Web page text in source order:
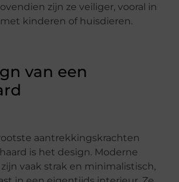
zijn ze veiliger, vooral in
kinderen of huisdieren.
van een
aantrekkingskrachten
is het design. Moderne
vaak strak en minimalistisch,